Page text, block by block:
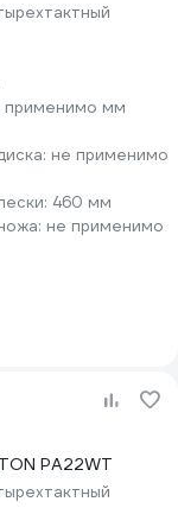
применимо мм
не применимо
460 мм
не применимо
PA22WT